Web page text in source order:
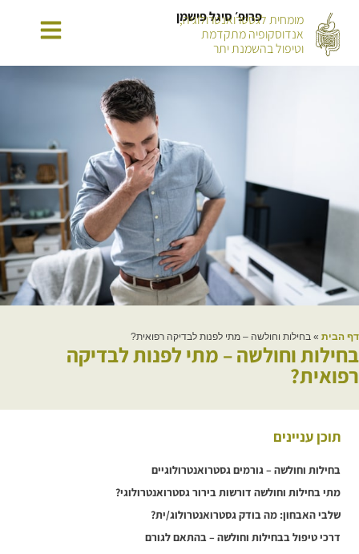
פרופ׳ סיגל פישמן
מומחית לגסטרואנטרולוגיה,
אנדוסקופיה מתקדמת
וטיפול בהשמנת יתר
דף הבית » בחילות וחולשה – מתי לפנות לבדיקה רפואית?
בחילות וחולשה – מתי לפנות לבדיקה
רפואית?
תוכן עניינים
בחילות וחולשה – גורמים גסטרואנטרולוגיים
מתי בחילות וחולשה דורשות בירור גסטרואנטרולוגי?
שלבי האבחון: מה בודק גסטרואנטרולוג/ית?
דרכי טיפול בבחילות וחולשה – בהתאם לגורם